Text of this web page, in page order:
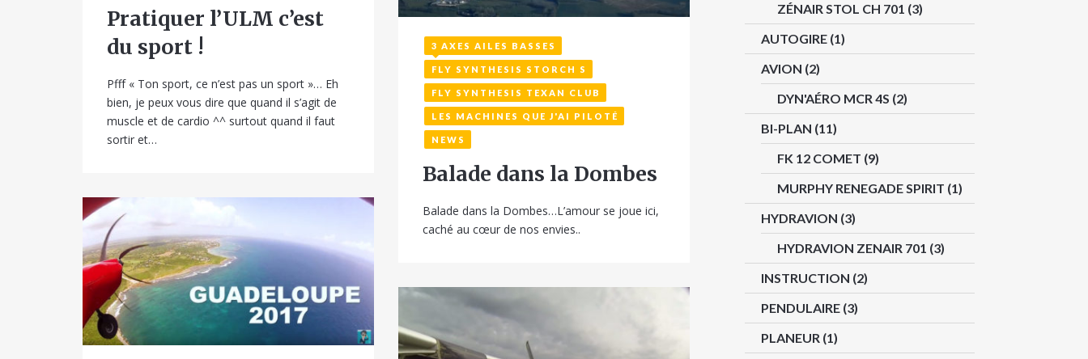
ZÉNAIR STOL CH 701 (3)
AUTOGIRE (1)
AVION (2)
DYN'AÉRO MCR 4S (2)
BI-PLAN (11)
FK 12 COMET (9)
MURPHY RENEGADE SPIRIT (1)
HYDRAVION (3)
HYDRAVION ZENAIR 701 (3)
INSTRUCTION (2)
PENDULAIRE (3)
PLANEUR (1)
Pratiquer l’ULM c’est
du sport !
Pfff « Ton sport, ce n’est pas un sport »… Eh
bien, je peux vous dire que quand il s’agit de
muscle et de cardio ^^ surtout quand il faut
sortir et…
16 février 2019
3 AXES AILES BASSES
FLY SYNTHESIS STORCH S
FLY SYNTHESIS TEXAN CLUB
LES MACHINES QUE J'AI PILOTÉ
NEWS
Balade dans la Dombes
Balade dans la Dombes…L’amour se joue ici,
caché au cœur de nos envies..